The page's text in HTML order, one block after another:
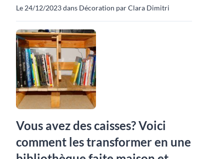
Le 24/12/2023 dans Décoration par Clara Dimitri
Vous avez des caisses? Voici
comment les transformer en une